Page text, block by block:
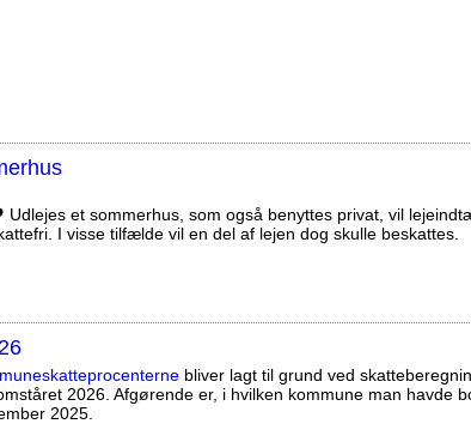
Udlejes et sommerhus, som også benyttes privat, vil
I visse tilfælde vil en del af lejen dog skulle beskattes.
bliver lagt til grund ved
2026. Afgørende er, i hvilken kommune man havde
2025.